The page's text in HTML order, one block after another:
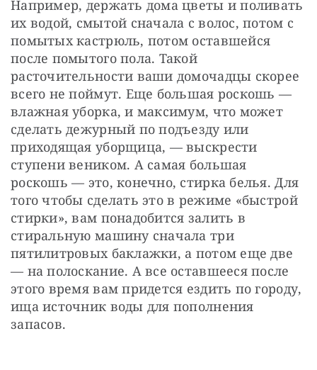
Например, держать дома цветы и поливать
их водой, смытой сначала с волос, потом с
помытых кастрюль, потом оставшейся
после помытого пола. Такой
расточительности ваши домочадцы скорее
всего не поймут. Еще большая роскошь —
влажная уборка, и максимум, что может
сделать дежурный по подъезду или
приходящая уборщица, — выскрести
ступени веником. А самая большая
роскошь — это, конечно, стирка белья. Для
того чтобы сделать это в режиме «быстрой
стирки», вам понадобится залить в
стиральную машину сначала три
пятилитровых баклажки, а потом еще две
— на полоскание. А все оставшееся после
этого время вам придется ездить по городу,
ища источник воды для пополнения
запасов.